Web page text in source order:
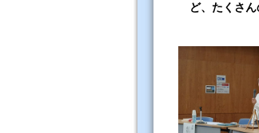
ど、たくさ